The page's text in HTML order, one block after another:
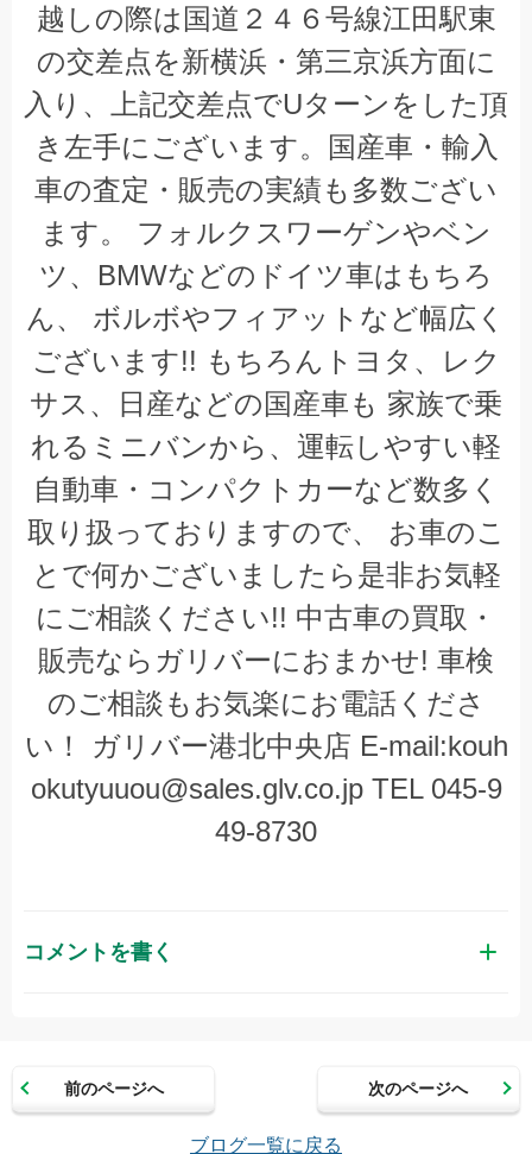
越しの際は国道２４６号線江田駅東
の交差点を新横浜・第三京浜方面に
入り、上記交差点でUターンをした頂
き左手にございます。国産車・輸入
車の査定・販売の実績も多数ござい
ます。
フォルクスワーゲンやベン
ツ、 BMWなどのドイツ車はもちろ
ん、
ボルボやフィアットなど幅広く
ございます!! もちろんトヨタ、レク
サス、日産などの国産車も 家族で乗
れるミニバンから、運転しやすい軽
自動車・コンパクトカーなど数多く
取り扱っておりますので、
お車のこ
とで何かございましたら是非お気軽
にご相談ください!! 中古車の買取・
販売ならガリバーにおまかせ! 車検
のご相談もお気楽にお電話くださ
い！
ガリバー港北中央店 E-mail:kouh
okutyuuou@sales.glv.co.jp TEL 045-9
49-8730
コメントを書く
メールアドレス（半角英数）
前のページへ 次のページへ
ブログ一覧に戻る